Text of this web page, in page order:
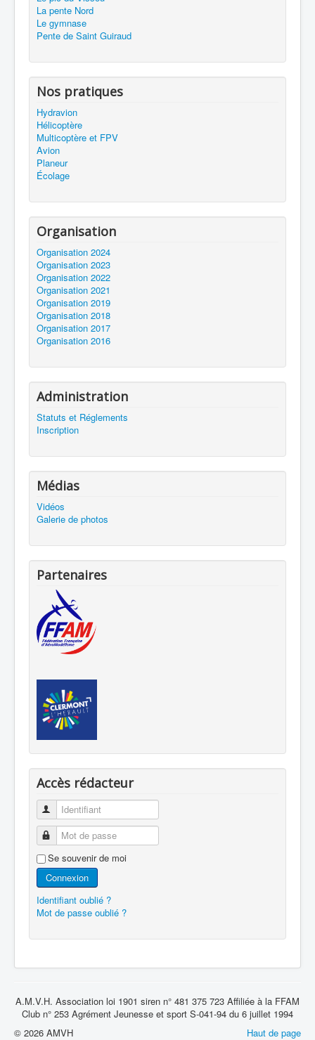
La pente Nord
Le gymnase
Pente de Saint Guiraud
Nos pratiques
Hydravion
Hélicoptère
Multicoptère et FPV
Avion
Planeur
Écolage
Organisation
Organisation 2024
Organisation 2023
Organisation 2022
Organisation 2021
Organisation 2019
Organisation 2018
Organisation 2017
Organisation 2016
Administration
Statuts et Réglements
Inscription
Médias
Vidéos
Galerie de photos
Partenaires
Accès rédacteur
Identifiant
Mot de passe
Se souvenir de moi
Connexion
Identifiant oublié ?
Mot de passe oublié ?
A.M.V.H. Association loi 1901 siren n° 481 375 723 Affiliée à la FFAM
Club n° 253 Agrément Jeunesse et sport S-041-94 du 6 juillet 1994
Haut de page
© 2026 AMVH